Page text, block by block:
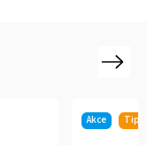
Akce Tip
Next